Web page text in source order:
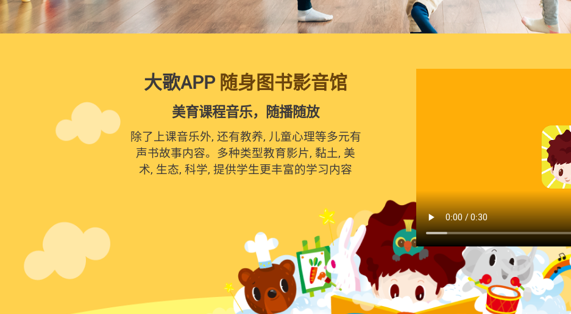
大歌APP 随身图书影音馆
美育课程音乐，随播随放
除了上课音乐外, 还有教养, 儿童心理等多元有
声书故事内容。多种类型教育影片, 黏土, 美
术, 生态, 科学, 提供学生更丰富的学习内容